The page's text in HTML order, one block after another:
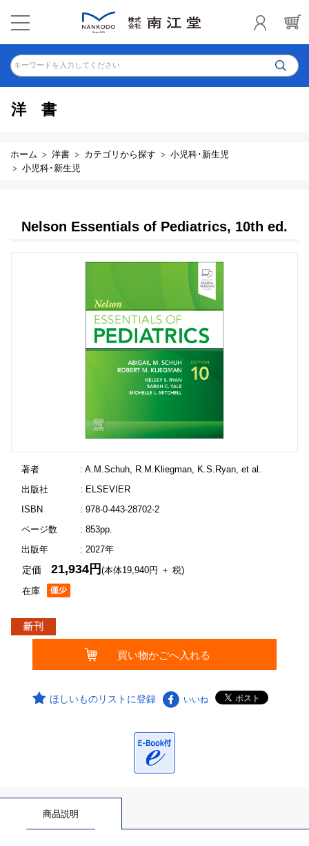
キーワードを入力してください
洋書
ホーム 洋書 カテゴリから探す
小児科･新生児
小児科･新生児
Nelson Essentials of Pediatrics, 10th ed.
著者
: A.M.Schuh, R.M.Kliegman, K.S.Ryan, et al.
出版社
: ELSEVIER
ISBN
: 978-0-443-28702-2
ページ数
: 853pp.
出版年
: 2027年
在庫
定価21,934円(本体19,940円 ＋ 税)
ほしいものリストに登録 いいね
商品説明